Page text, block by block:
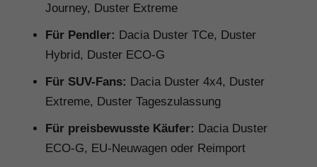
Journey, Duster Extreme
Für Pendler: Dacia Duster TCe, Duster
Hybrid, Duster ECO-G
Für SUV-Fans: Dacia Duster 4x4, Duster
Extreme, Duster Tageszulassung
Für preisbewusste Käufer: Dacia Duster
ECO-G, EU-Neuwagen oder Reimport